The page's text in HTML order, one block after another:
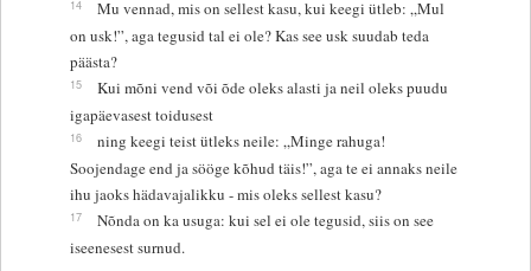
14
Mu vennad, mis on sellest kasu, kui keegi ütleb: „Mul
on usk!”, aga tegusid tal ei ole? Kas see usk suudab teda
päästa?
15
Kui mõni vend või õde oleks alasti ja neil oleks puudu
igapäevasest toidusest
16
ning keegi teist ütleks neile: „Minge rahuga!
Soojendage end ja sööge kõhud täis!”, aga te ei annaks neile
ihu jaoks hädavajalikku - mis oleks sellest kasu?
17
Nõnda on ka usuga: kui sel ei ole tegusid, siis on see
iseenesest surnud.